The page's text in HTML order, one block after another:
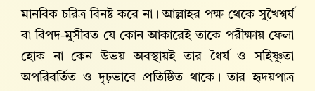
মানবিক চরিত্র বিনষ্ট করে না। আল্লাহর পক্ষ থেকে সুখৈশ্বর্য
বা বিপদ-মুসীবত যে কোন আকারেই তাকে পরীক্ষায় ফেলা
হোক না কেন উভয় অবস্থায়ই তার ধৈর্য ও সহিষ্ণুতা
অপরিবর্তিত ও দৃঢ়ভাবে প্রতিষ্ঠিত থাকে। তার হৃদয়পাত্র